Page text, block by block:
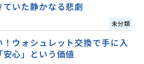
いた静かなる悲劇
未分類
ウォシュレット交換で手に入
心」という価値